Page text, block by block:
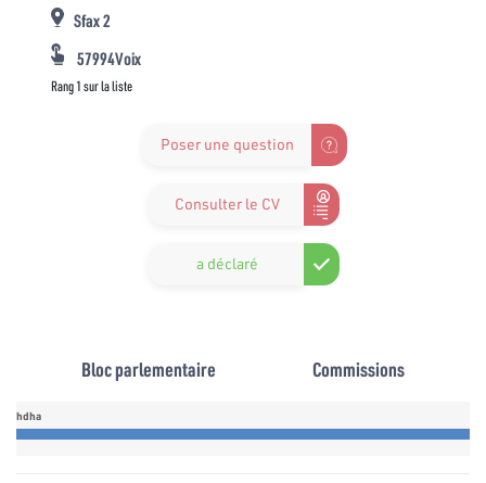
Sfax 2
57994Voix
Rang 1 sur la liste
Poser une question
Consulter le CV
a déclaré
Bloc parlementaire Commissions